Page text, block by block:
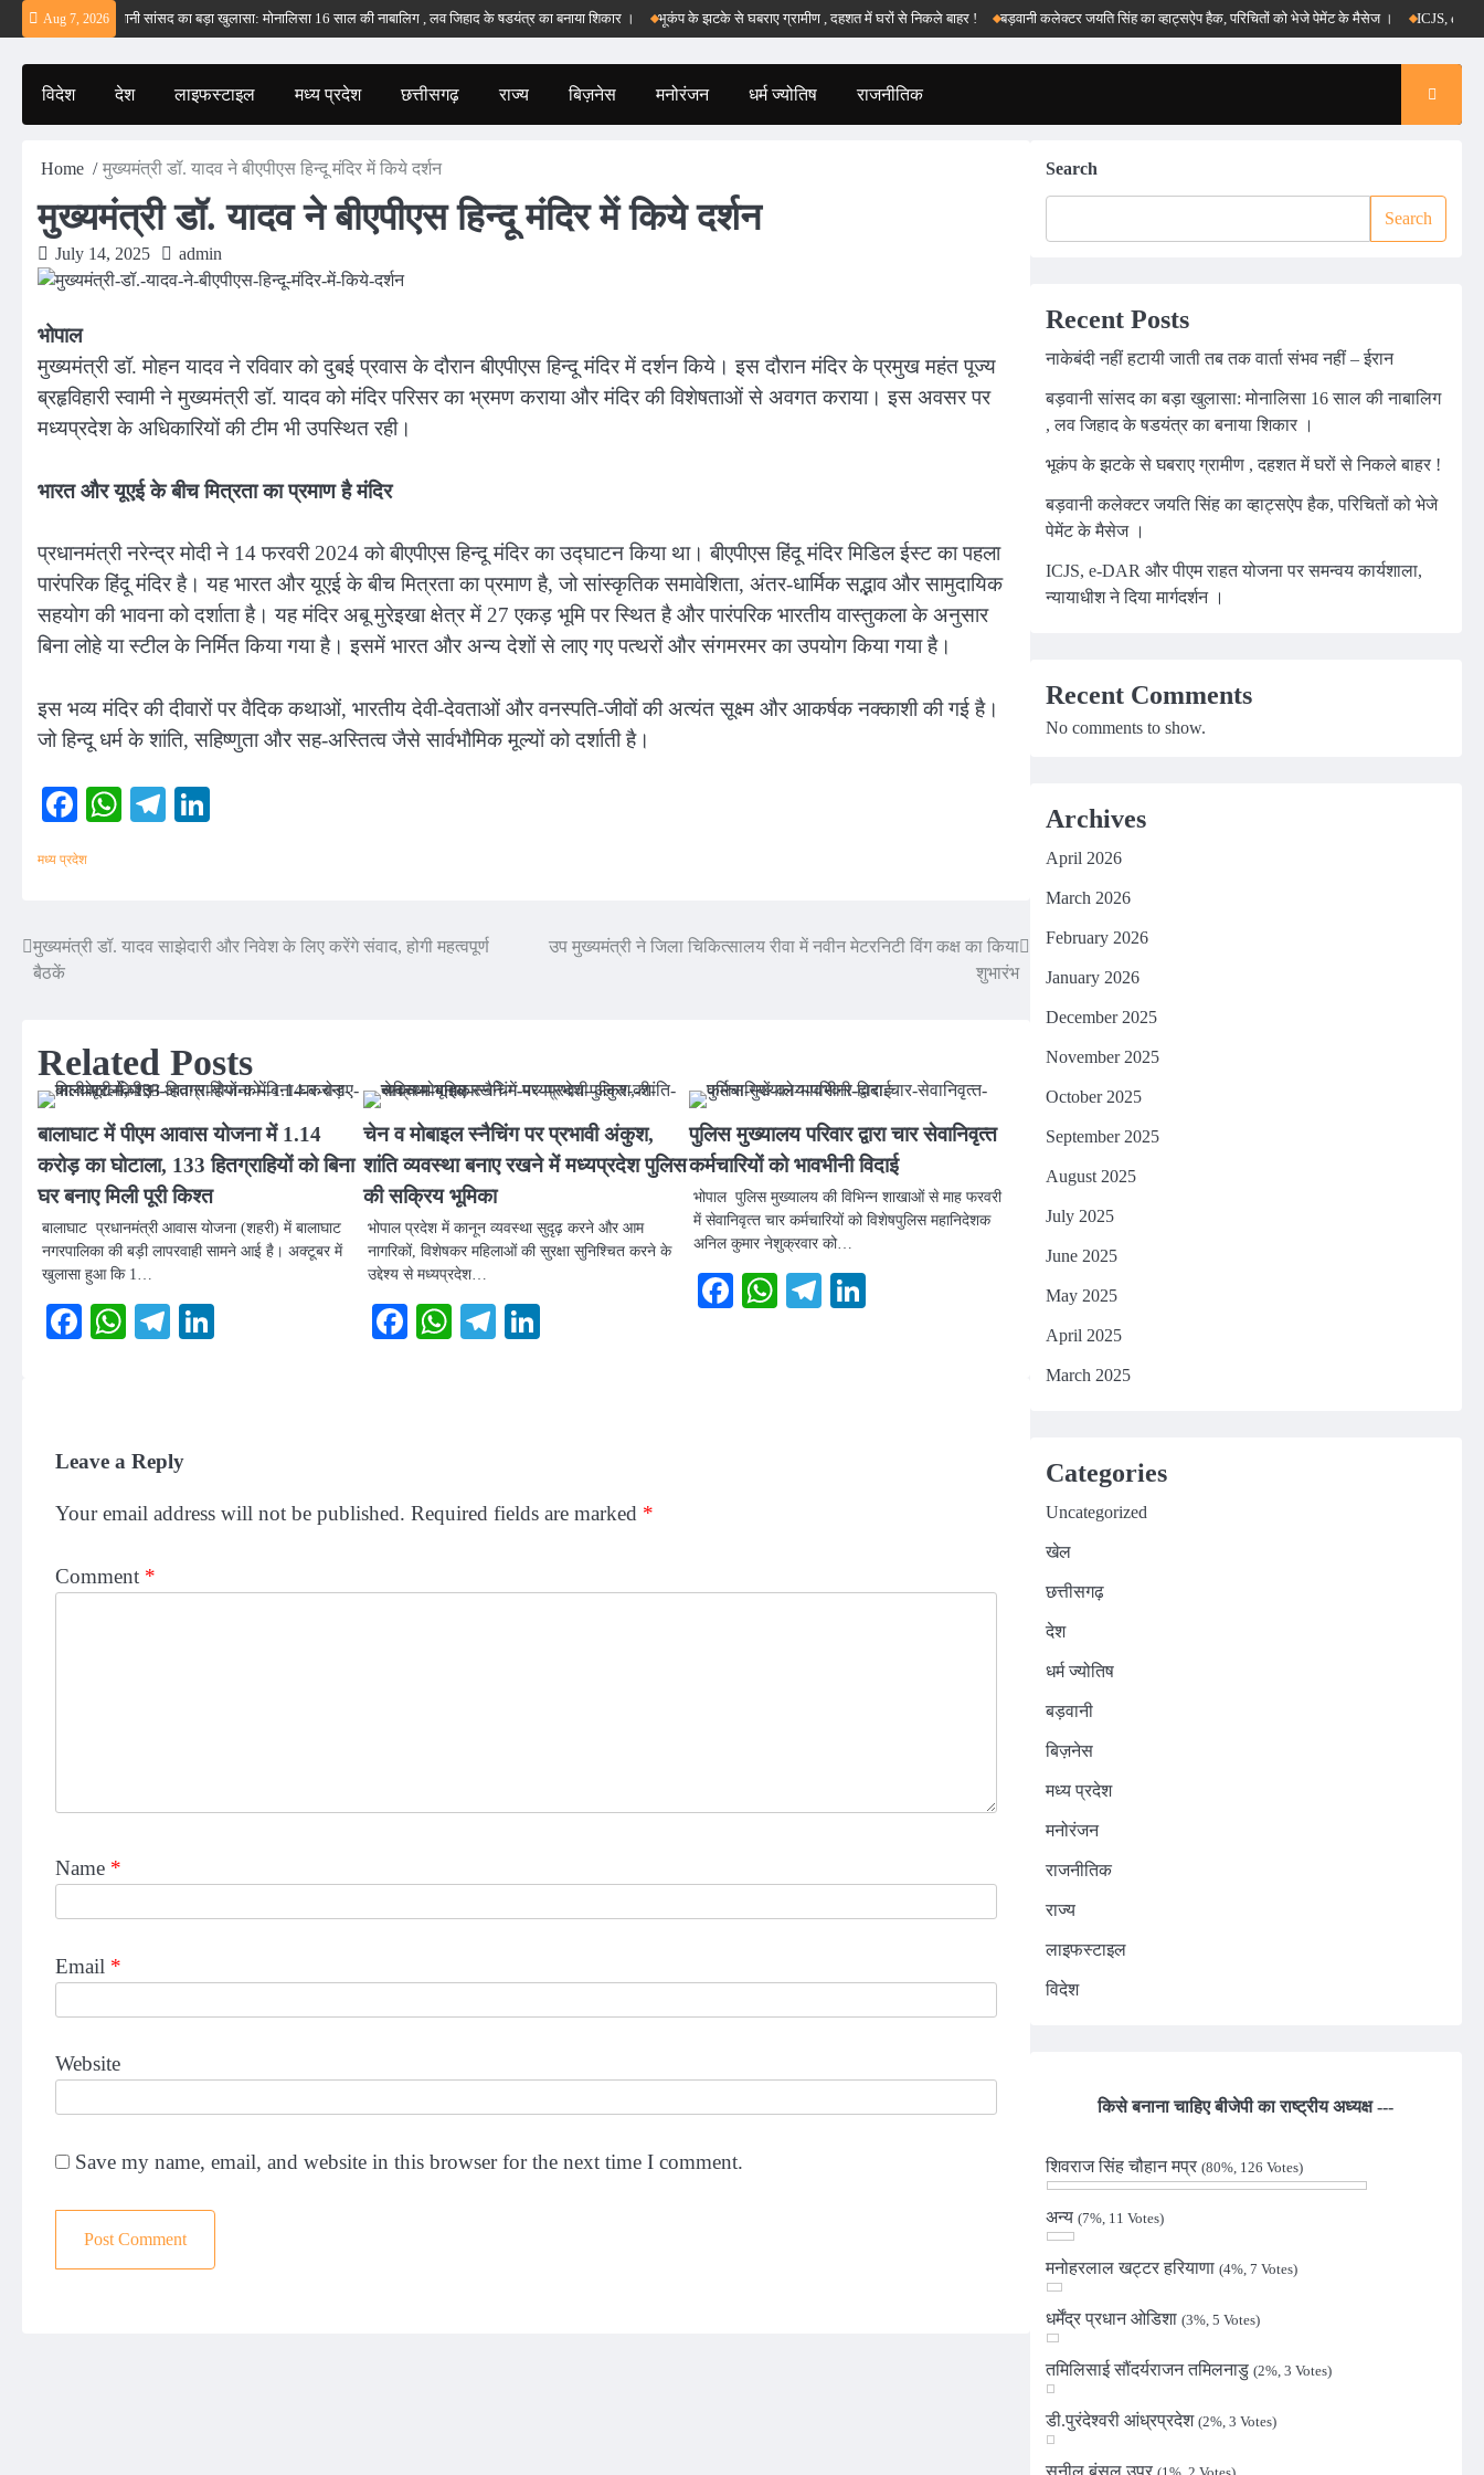
Skip
to
content
Aug 7, 2026
– ईरान बड़वानी सांसद का बड़ा खुलासा: मोनालिसा 16 साल की नाबालिग , लव जिहाद के षडयंत्र का बनाया शिकार । भूकंप के झटके से घबराए ग्रामीण , दहशत में घरों से निकले बाहर ! बड़वानी कलेक्टर जयति सिंह का व्हाट्सऐप हैक, परिचितों को भेजे पेमेंट के मैसेज । ICJS, e-DAR और
विदेश देश लाइफस्टाइल मध्य प्रदेश छत्तीसगढ़ राज्य बिज़नेस मनोरंजन धर्म ज्योतिष राजनीतिक
Home मुख्यमंत्री डॉ. यादव ने बीएपीएस हिन्दू मंदिर में किये दर्शन
मुख्यमंत्री डॉ. यादव ने बीएपीएस हिन्दू मंदिर में किये दर्शन
July 14, 2025 admin
भोपाल
मुख्यमंत्री डॉ. मोहन यादव ने रविवार को दुबई प्रवास के दौरान बीएपीएस हिन्दू मंदिर में दर्शन किये। इस दौरान मंदिर के प्रमुख महंत पूज्य
ब्रहृविहारी स्वामी ने मुख्यमंत्री डॉ. यादव को मंदिर परिसर का भ्रमण कराया और मंदिर की विशेषताओं से अवगत कराया। इस अवसर पर
मध्यप्रदेश के अधिकारियों की टीम भी उपस्थित रही।
भारत और यूएई के बीच मित्रता का प्रमाण है मंदिर
प्रधानमंत्री नरेन्द्र मोदी ने 14 फरवरी 2024 को बीएपीएस हिन्दू मंदिर का उद्घाटन किया था। बीएपीएस हिंदू मंदिर मिडिल ईस्ट का पहला
पारंपरिक हिंदू मंदिर है। यह भारत और यूएई के बीच मित्रता का प्रमाण है, जो सांस्कृतिक समावेशिता, अंतर-धार्मिक सद्भाव और सामुदायिक
सहयोग की भावना को दर्शाता है। यह मंदिर अबू मुरेइखा क्षेत्र में 27 एकड़ भूमि पर स्थित है और पारंपरिक भारतीय वास्तुकला के अनुसार
बिना लोहे या स्टील के निर्मित किया गया है। इसमें भारत और अन्य देशों से लाए गए पत्थरों और संगमरमर का उपयोग किया गया है।
इस भव्य मंदिर की दीवारों पर वैदिक कथाओं, भारतीय देवी-देवताओं और वनस्पति-जीवों की अत्यंत सूक्ष्म और आकर्षक नक्काशी की गई है।
जो हिन्दू धर्म के शांति, सहिष्णुता और सह-अस्तित्व जैसे सार्वभौमिक मूल्यों को दर्शाती है।
Facebook
WhatsApp
Telegram
मध्य प्रदेश
Post
मुख्यमंत्री डॉ. यादव साझेदारी और निवेश के लिए करेंगे संवाद, होगी महत्वपूर्ण
बैठकें
उप मुख्यमंत्री ने जिला चिकित्सालय रीवा में नवीन मेटरनिटी विंग कक्ष का किया
शुभारंभ
Related Posts
बालाघाट में पीएम आवास योजना में 1.14
करोड़ का घोटाला, 133 हितग्राहियों को बिना
घर बनाए मिली पूरी किश्त
बालाघाट प्रधानमंत्री आवास योजना (शहरी) में बालाघाट
नगरपालिका की बड़ी लापरवाही सामने आई है। अक्टूबर में
खुलासा हुआ कि 1…
Facebook
WhatsApp
Telegram
चेन व मोबाइल स्नैचिंग पर प्रभावी अंकुश,
शांति व्यवस्था बनाए रखने में मध्यप्रदेश पुलिस
की सक्रिय भूमिका
भोपाल प्रदेश में कानून व्यवस्था सुदृढ़ करने और आम
नागरिकों, विशेषकर महिलाओं की सुरक्षा सुनिश्चित करने के
उद्देश्य से मध्यप्रदेश…
Facebook
WhatsApp
Telegram
पुलिस मुख्यालय परिवार द्वारा चार सेवानिवृत्‍त
कर्मचारियों को भावभीनी विदाई
भोपाल पुलिस मुख्‍यालय की विभिन्‍न शाखाओं से माह फरवरी
में सेवानिवृत्‍त चार कर्मचारियों को विशेषपुलिस महानिदेशक
अनिल कुमार नेशुक्रवार को…
Facebook
WhatsApp
Telegram
Leave a Reply
Your email address will not be published. Required fields are marked *
Comment *
Name *
Email *
Website
Save my name, email, and website in this browser for the next time I comment.
Search
Search
Recent Posts
नाकेबंदी नहीं हटायी जाती तब तक वार्ता संभव नहीं – ईरान
बड़वानी सांसद का बड़ा खुलासा: मोनालिसा 16 साल की नाबालिग
, लव जिहाद के षडयंत्र का बनाया शिकार ।
भूकंप के झटके से घबराए ग्रामीण , दहशत में घरों से निकले बाहर !
बड़वानी कलेक्टर जयति सिंह का व्हाट्सऐप हैक, परिचितों को भेजे
पेमेंट के मैसेज ।
ICJS, e-DAR और पीएम राहत योजना पर समन्वय कार्यशाला,
न्यायाधीश ने दिया मार्गदर्शन ।
Recent Comments
No comments to show.
Archives
April 2026
March 2026
February 2026
January 2026
December 2025
November 2025
October 2025
September 2025
August 2025
July 2025
June 2025
May 2025
April 2025
March 2025
Categories
Uncategorized
खेल
छत्तीसगढ़
देश
धर्म ज्योतिष
बड़वानी
बिज़नेस
मध्य प्रदेश
मनोरंजन
राजनीतिक
राज्य
लाइफस्टाइल
विदेश
किसे बनाना चाहिए बीजेपी का राष्ट्रीय अध्यक्ष ---
शिवराज सिंह चौहान मप्र (80%, 126 Votes)
अन्य (7%, 11 Votes)
मनोहरलाल खट्टर हरियाणा (4%, 7 Votes)
धर्मेंद्र प्रधान ओडिशा (3%, 5 Votes)
तमिलिसाई सौंदर्यराजन तमिलनाडु (2%, 3 Votes)
डी.पुरंदेश्वरी आंध्रप्रदेश (2%, 3 Votes)
सुनील बंसल उप्र